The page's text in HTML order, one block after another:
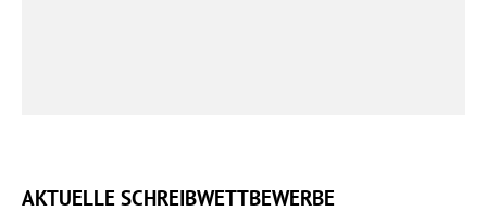
AKTUELLE SCHREIBWETTBEWERBE